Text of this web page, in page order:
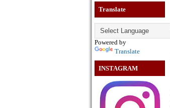
Translate
Powered by
Translate
INSTAGRAM